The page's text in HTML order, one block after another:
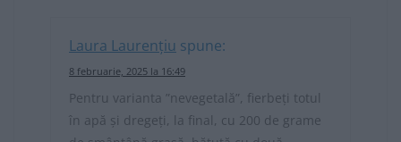
Laura Laurențiu spune:
8 februarie, 2025 la 16:49
Pentru varianta ”nevegetală”, fierbeți totul
în apă și dregeți, la final, cu 200 de grame